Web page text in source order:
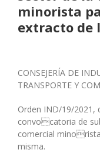
minorista
extracto de
CONSEJERÍA DE
TRANSPORTE Y
Orden IND/19/2021,
convocatoria de
comercial
misma.